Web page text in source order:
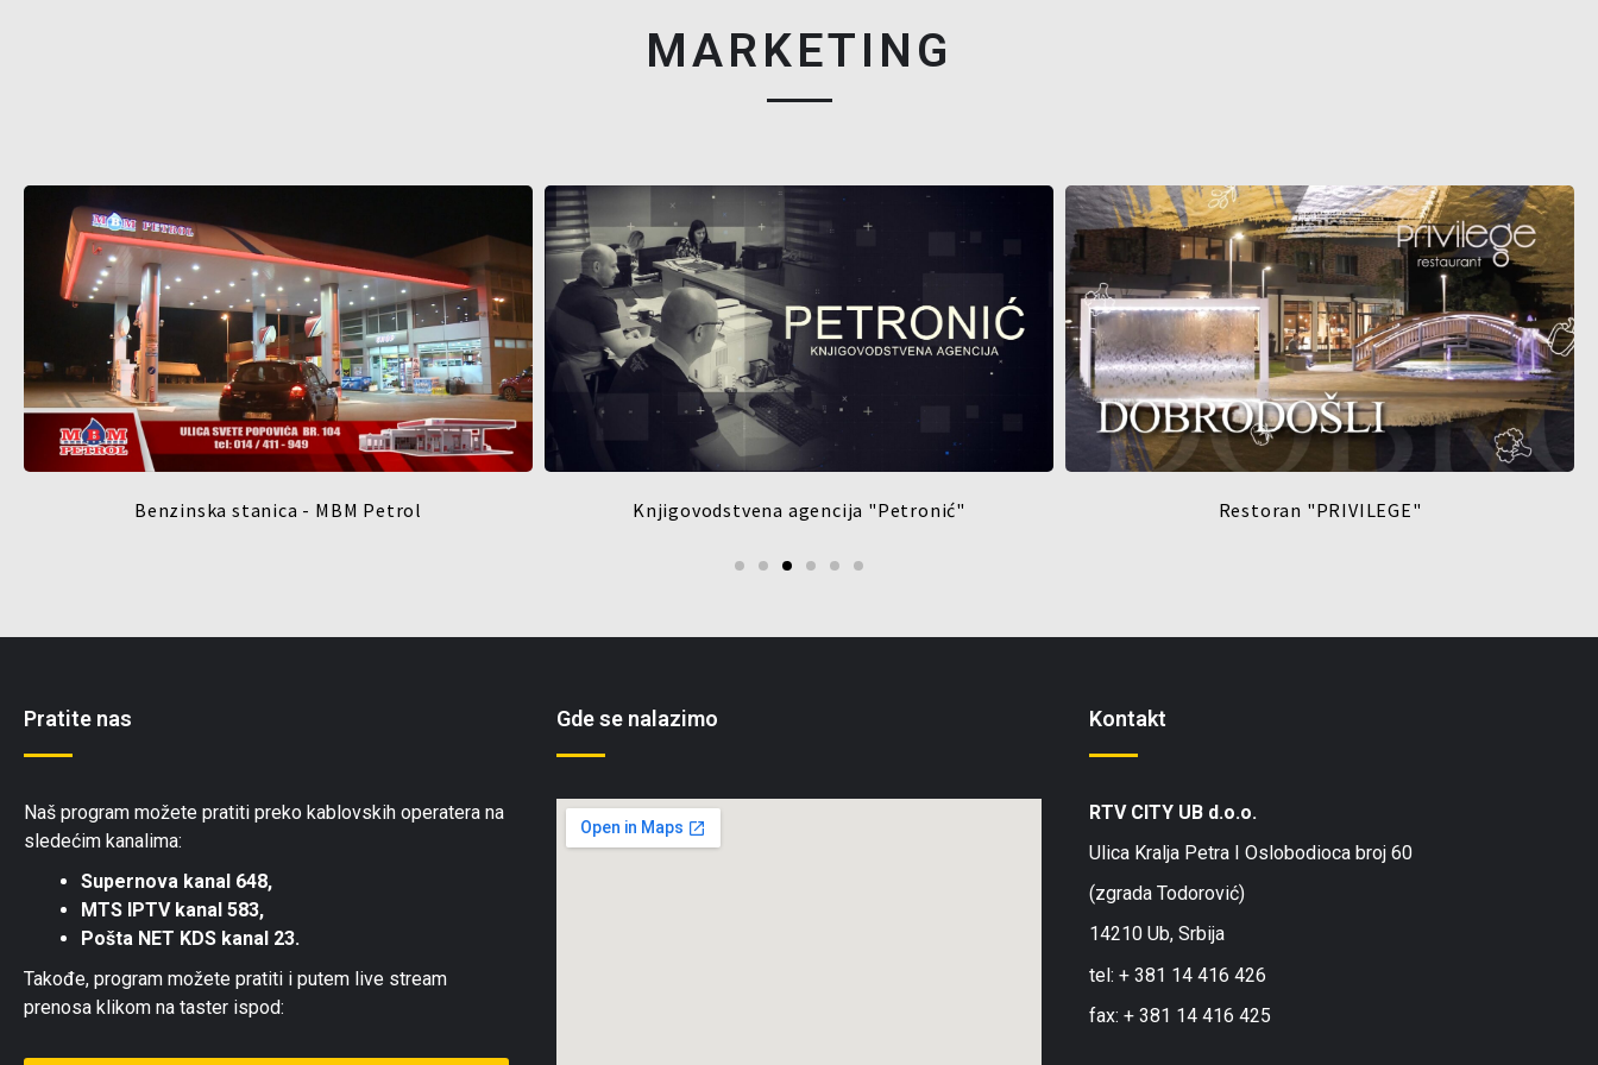
MARKETING
Benzinska stanica - MBM Petrol Knjigovodstvena agencija "Petronić" Restoran "PRIVILEGE"
Pratite nas
Naš program možete pratiti preko kablovskih operatera na
sledećim kanalima:
Supernova kanal 648,
MTS IPTV kanal 583,
Pošta NET KDS kanal 23.
Takođe, program možete pratiti i putem live stream
prenosa klikom na taster ispod:
Gde se nalazimo Kontakt
RTV CITY UB d.o.o.
Ulica Kralja Petra I Oslobodioca broj 60
(zgrada Todorović)
14210 Ub, Srbija
tel: + 381 14 416 426
fax: + 381 14 416 425